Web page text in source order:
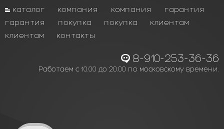
каталог компания компания
гарантия
гарантия
покупка покупка
клиентам
клиентам
контакты
8-910-253-36-36
Работаем с 10.00 до 20.00 по московскому времени.